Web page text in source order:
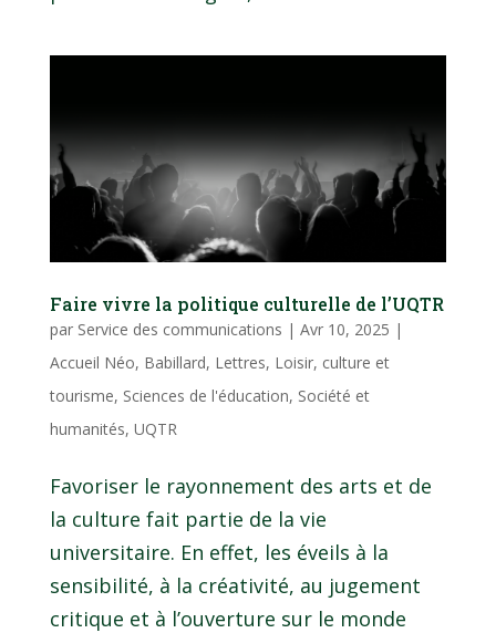
Faire vivre la politique culturelle de l’UQTR
par Service des communications | Avr 10, 2025 |
Accueil Néo, Babillard, Lettres, Loisir, culture et
tourisme, Sciences de l'éducation, Société et
humanités, UQTR
Favoriser le rayonnement des arts et de
la culture fait partie de la vie
universitaire. En effet, les éveils à la
sensibilité, à la créativité, au jugement
critique et à l’ouverture sur le monde